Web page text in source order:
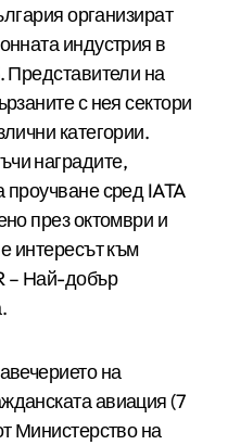
организират
индустрия в
Представители на
с нея сектори
категории.
наградите,
сред IATA
през октомври и
интересът към
– Най-добър
на
авиация (7
Министерство на